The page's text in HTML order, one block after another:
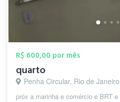
R$ 600,00 por mês
quarto
Penha Circular, Rio de
próx a marinha e comércio e BRT